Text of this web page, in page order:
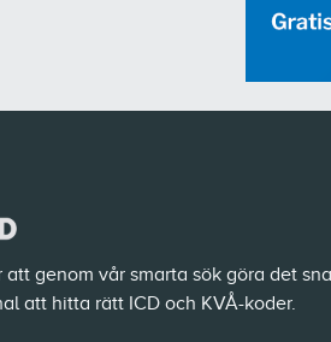
att genom vår smarta sök göra det
att hitta rätt ICD och KVÅ-koder.